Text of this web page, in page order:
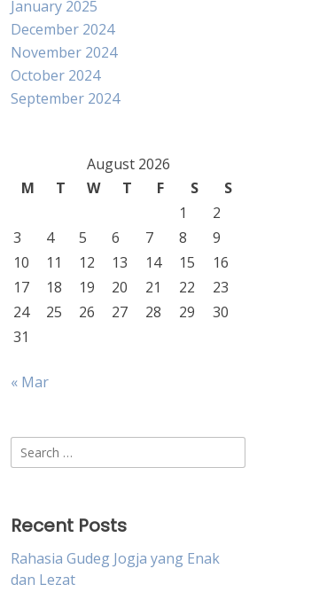
January 2025
December 2024
November 2024
October 2024
September 2024
August 2026
M
T W T F S
S
1
2
3
4 5 6 7 8
9
10
11 12 13 14 15
16
17
18 19 20 21 22
23
24
25 26 27 28 29
30
31
« Mar
Search
for:
Recent Posts
Rahasia Gudeg Jogja yang Enak
dan Lezat